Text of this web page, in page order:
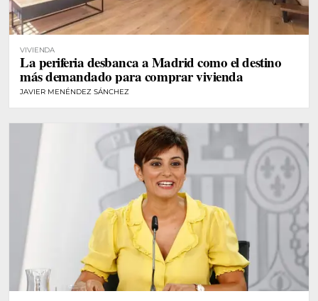
VIVIENDA
La periferia desbanca a Madrid como el destino
más demandado para comprar vivienda
JAVIER MENÉNDEZ SÁNCHEZ